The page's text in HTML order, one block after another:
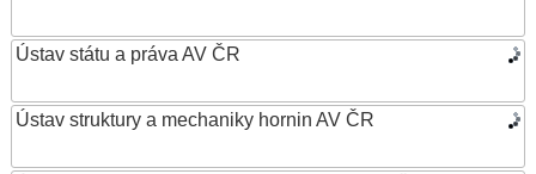
Ústav státu a práva AV ČR
Ústav struktury a mechaniky hornin AV ČR